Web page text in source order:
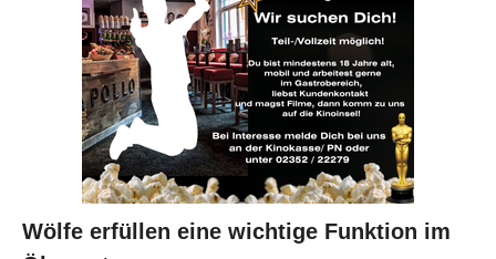
Wölfe erfüllen eine wichtige Funktion im